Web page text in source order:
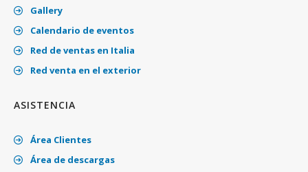
Gallery
Calendario de eventos
Red de ventas en Italia
Red venta en el exterior
ASISTENCIA
Área Clientes
Área de descargas